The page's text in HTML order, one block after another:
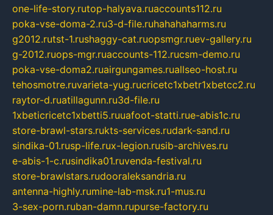
one-life-story.rutop-halyava.ruaccounts112.ru
poka-vse-doma-2.ru3-d-file.ruhahahaharms.ru
g2012.rutst-1.rushaggy-cat.ruopsmgr.ruev-gallery.ru
g-2012.ruops-mgr.ruaccounts-112.rucsm-demo.ru
poka-vse-doma2.ruairgungames.ruallseo-host.ru
tehosmotre.ruvarieta-yug.rucricetc1xbetr1xbetcc2.ru
raytor-d.ruatillagunn.ru3d-file.ru
1xbeticricetc1xbetti5.ruuafoot-statti.rue-abis1c.ru
store-brawl-stars.rukts-services.rudark-sand.ru
sindika-01.rusp-life.rux-legion.rusib-archives.ru
e-abis-1-c.rusindika01.ruvenda-festival.ru
store-brawlstars.rudooraleksandria.ru
antenna-highly.rumine-lab-msk.ru1-mus.ru
3-sex-porn.ruban-damn.rupurse-factory.ru